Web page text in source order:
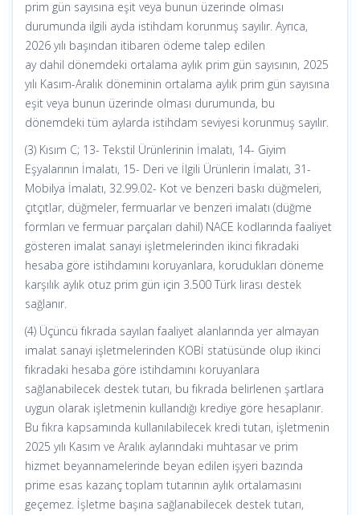
prim gün sayısına eşit veya bunun üzerinde olması
durumunda ilgili ayda istihdam korunmuş sayılır. Ayrıca,
2026 yılı başından itibaren ödeme talep edilen
ay dahil dönemdeki ortalama aylık prim gün sayısının, 2025
yılı Kasım-Aralık döneminin ortalama aylık prim gün sayısına
eşit veya bunun üzerinde olması durumunda, bu
dönemdeki tüm aylarda istihdam seviyesi korunmuş sayılır.
(3) Kısım C; 13- Tekstil Ürünlerinin İmalatı, 14- Giyim
Eşyalarının İmalatı, 15- Deri ve İlgili Ürünlerin İmalatı, 31-
Mobilya İmalatı, 32.99.02- Kot ve benzeri baskı düğmeleri,
çıtçıtlar, düğmeler, fermuarlar ve benzeri imalatı (düğme
formları ve fermuar parçaları dahil) NACE kodlarında faaliyet
gösteren imalat sanayi işletmelerinden ikinci fıkradaki
hesaba göre istihdamını koruyanlara, korudukları döneme
karşılık aylık otuz prim gün için 3.500 Türk lirası destek
sağlanır.
(4) Üçüncü fıkrada sayılan faaliyet alanlarında yer almayan
imalat sanayi işletmelerinden KOBİ statüsünde olup ikinci
fıkradaki hesaba göre istihdamını koruyanlara
sağlanabilecek destek tutarı, bu fıkrada belirlenen şartlara
uygun olarak işletmenin kullandığı krediye göre hesaplanır.
Bu fıkra kapsamında kullanılabilecek kredi tutarı, işletmenin
2025 yılı Kasım ve Aralık aylarındaki muhtasar ve prim
hizmet beyannamelerinde beyan edilen işyeri bazında
prime esas kazanç toplam tutarının aylık ortalamasını
geçemez. İşletme başına sağlanabilecek destek tutarı,